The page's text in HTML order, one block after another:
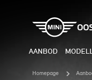
AANBOD
Homepage